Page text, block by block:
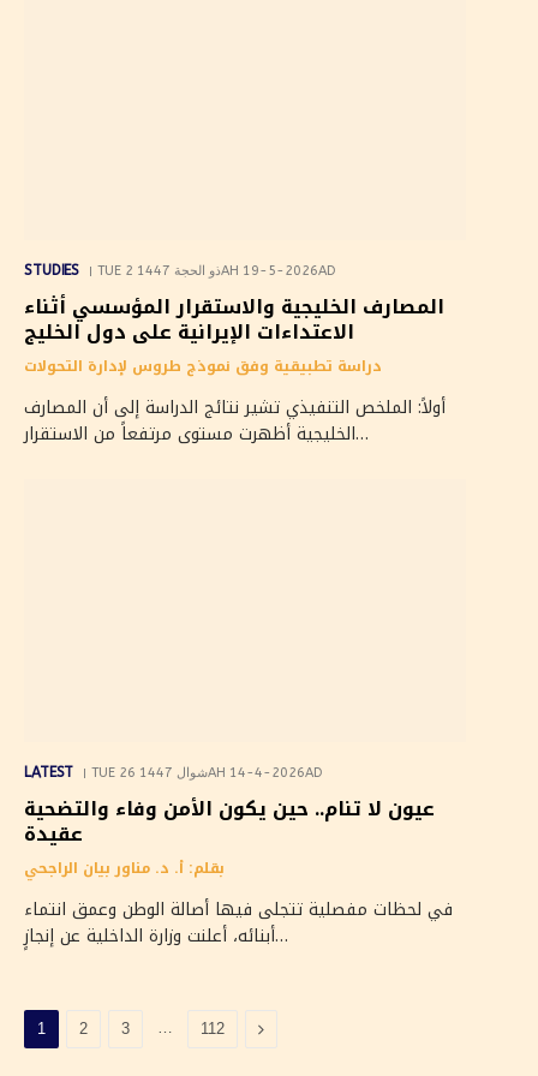
STUDIES TUE 2 ذو الحجة 1447AH 19-5-2026AD
المصارف الخليجية والاستقرار المؤسسي أثناء
الاعتداءات الإيرانية على دول الخليج
دراسة تطبيقية وفق نموذج طروس لإدارة التحولات
أولاً: الملخص التنفيذي تشير نتائج الدراسة إلى أن المصارف
الخليجية أظهرت مستوى مرتفعاً من الاستقرار…
LATEST TUE 26 شوال 1447AH 14-4-2026AD
عيون لا تنام.. حين يكون الأمن وفاء والتضحية
عقيدة
بقلم: أ. د. مناور بيان الراجحي
في لحظات مفصلية تتجلى فيها أصالة الوطن وعمق انتماء
أبنائه، أعلنت وزارة الداخلية عن إنجازٍ…
1 2 3 … 112 التالي